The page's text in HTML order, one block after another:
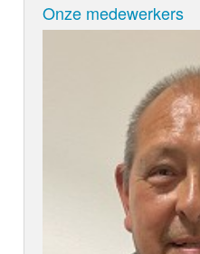
Onze medewerkers